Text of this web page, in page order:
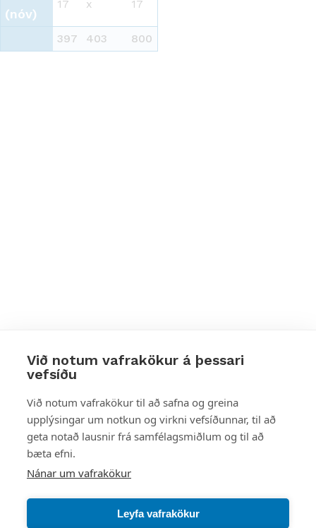
Við notum vafrakökur á þessari
vefsíðu
Við notum vafrakökur til að safna og greina
upplýsingar um notkun og virkni vefsíðunnar, til að
geta notað lausnir frá samfélagsmiðlum og til að
bæta efni.
Nánar um vafrakökur
Leyfa vafrakökur
(nóv)
17 x 17
397 403 800
Styttu þér leið
Mest skoðað
Starfsstöðvar